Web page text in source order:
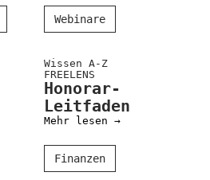
Webinare
Wissen A-Z
FREELENS
Honorar-
Leitfaden
Mehr lesen →
Finanzen